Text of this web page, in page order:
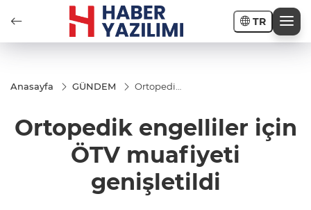
TR
Anasayfa GÜNDEM
Ortopedik
genişletildi
Ortopedik engelliler için
ÖTV muafiyeti
genişletildi